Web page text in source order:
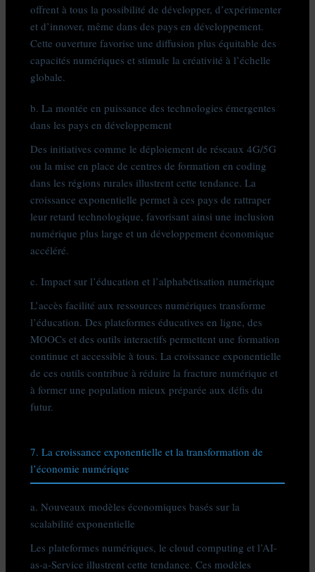
offrent à tous la possibilité de développer, d’expérimenter
et d’innover, même dans des pays en développement.
Cette ouverture favorise une diffusion plus équitable des
capacités numériques et stimule la créativité à l’échelle
globale.
b. La montée en puissance des technologies émergentes
dans les pays en développement
Des initiatives comme le déploiement de réseaux 4G/5G
ou la mise en place de centres de formation en coding
dans les régions rurales illustrent cette tendance. La
croissance exponentielle permet à ces pays de rattraper
leur retard technologique, favorisant ainsi une inclusion
numérique plus large et un développement économique
accéléré.
c. Impact sur l’éducation et l’alphabétisation numérique
L’accès facilité aux ressources numériques transforme
l’éducation. Des plateformes éducatives en ligne, des
MOOCs et des outils interactifs permettent une formation
continue et accessible à tous. La croissance exponentielle
de ces outils contribue à réduire la fracture numérique et
à former une population mieux préparée aux défis du
futur.
7. La croissance exponentielle et la transformation de
l’économie numérique
a. Nouveaux modèles économiques basés sur la
scalabilité exponentielle
Les plateformes numériques, le cloud computing et l’AI-
as-a-Service illustrent cette tendance. Ces modèles